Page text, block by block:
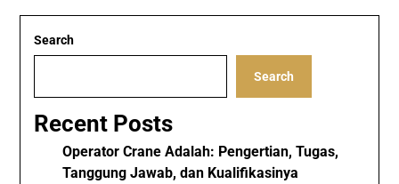
Search
Search
Recent Posts
Operator Crane Adalah: Pengertian, Tugas,
Tanggung Jawab, dan Kualifikasinya